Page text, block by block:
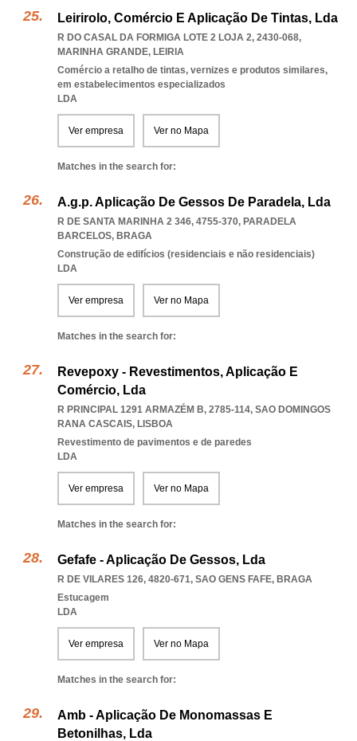
Leirirolo, Comércio E Aplicação De Tintas, Lda
R DO CASAL DA FORMIGA LOTE 2 LOJA 2, 2430-068,
MARINHA GRANDE, LEIRIA
Comércio a retalho de tintas, vernizes e produtos similares,
em estabelecimentos especializados
LDA
Ver empresa Ver no Mapa
Matches in the search for:
A.g.p. Aplicação De Gessos De Paradela, Lda
R DE SANTA MARINHA 2 346, 4755-370, PARADELA
BARCELOS, BRAGA
Construção de edifícios (residenciais e não residenciais)
LDA
Ver empresa Ver no Mapa
Matches in the search for:
Revepoxy - Revestimentos, Aplicação E
Comércio, Lda
R PRINCIPAL 1291 ARMAZÉM B, 2785-114, SAO DOMINGOS
RANA CASCAIS, LISBOA
Revestimento de pavimentos e de paredes
LDA
Ver empresa Ver no Mapa
Matches in the search for:
Gefafe - Aplicação De Gessos, Lda
R DE VILARES 126, 4820-671, SAO GENS FAFE, BRAGA
Estucagem
LDA
Ver empresa Ver no Mapa
Matches in the search for:
Amb - Aplicação De Monomassas E
Betonilhas, Lda